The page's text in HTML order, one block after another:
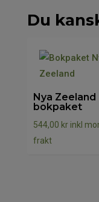
Du
Nya Zeeland
bokpaket
544,00 kr inkl
frakt